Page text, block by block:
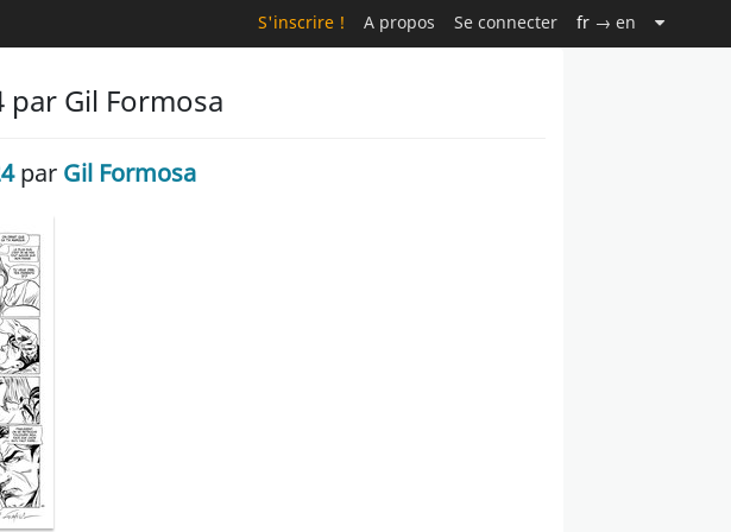
S'inscrire ! A propos Se connecter fr → en
par Gil Formosa
par Gil Formosa